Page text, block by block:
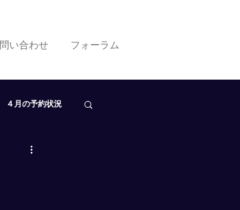
問い合わせ フォーラム
４月の予約状況